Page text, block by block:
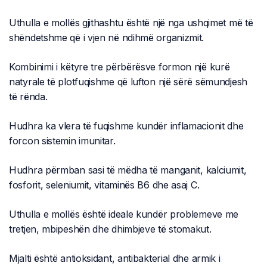
Uthulla e mollës gjithashtu është një nga ushqimet më të
shëndetshme që i vjen në ndihmë organizmit.
Kombinimi i këtyre tre përbërësve formon një kurë
natyrale të plotfuqishme që lufton një sërë sëmundjesh
të rënda.
Hudhra ka vlera të fuqishme kundër inflamacionit dhe
forcon sistemin imunitar.
Hudhra përmban sasi të mëdha të manganit, kalciumit,
fosforit, seleniumit, vitaminës B6 dhe asaj C.
Uthulla e mollës është ideale kundër problemeve me
tretjen, mbipeshën dhe dhimbjeve të stomakut.
Mjalti është antioksidant, antibakterial dhe armik i